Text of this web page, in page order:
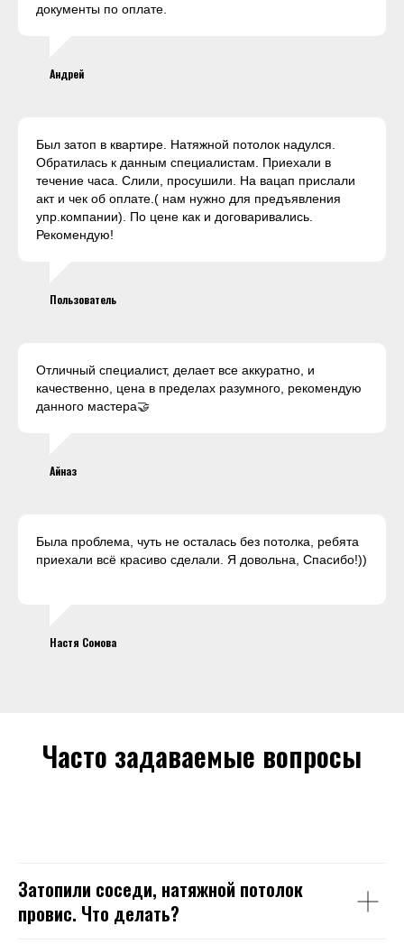
документы по оплате.
Андрей
Был затоп в квартире. Натяжной потолок надулся.
Обратилась к данным специалистам. Приехали в
течение часа. Слили, просушили. На вацап прислали
акт и чек об оплате.( нам нужно для предъявления
упр.компании). По цене как и договаривались.
Рекомендую!
Пользователь
Отличный специалист, делает все аккуратно, и
качественно, цена в пределах разумного, рекомендую
данного мастера🤝
Айназ
Была проблема, чуть не осталась без потолка, ребята
приехали всё красиво сделали. Я довольна, Спасибо!))
Настя Сомова
Часто задаваемые вопросы
Затопили соседи, натяжной потолок
провис. Что делать?